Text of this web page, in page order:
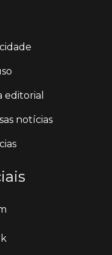
editorial
notícias